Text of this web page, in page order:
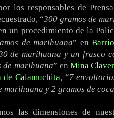
los responsables de
“300 gramos de
un procedimiento de la
de marihuana” en
de marihuana y un frasco
de marihuana” en Mina
de Calamuchita, “7
marihuana y 2 gramos de
las dimensiones de